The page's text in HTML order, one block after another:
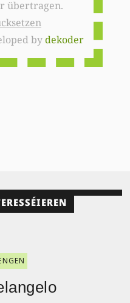
übertragen.
bydekoder